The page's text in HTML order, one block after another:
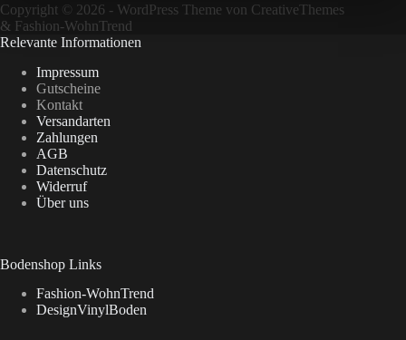
Copyright © 2026 - WordPress Theme von CreativeThemes
& Fashion-WohnTrend
Relevante Informationen
Impressum
Gutscheine
Kontakt
Versandarten
Zahlungen
AGB
Datenschutz
Widerruf
Über uns
Bodenshop Links
Fashion-WohnTrend
DesignVinylBoden